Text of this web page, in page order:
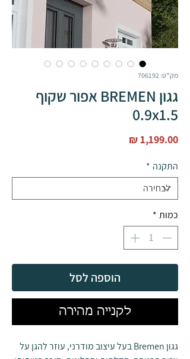
מק"ט: 706192
גגון BREMEN אפור שקוף
0.9x1.5
התקנה *
כמות *
הוספה לסל
לקנייה מהירה
גגון Bremen בעל עיצוב מודרני, עוזר להגן על